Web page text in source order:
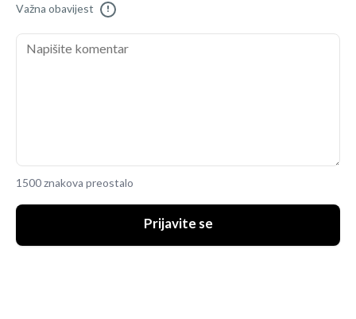
Važna obavijest !
1500 znakova preostalo
Prijavite se